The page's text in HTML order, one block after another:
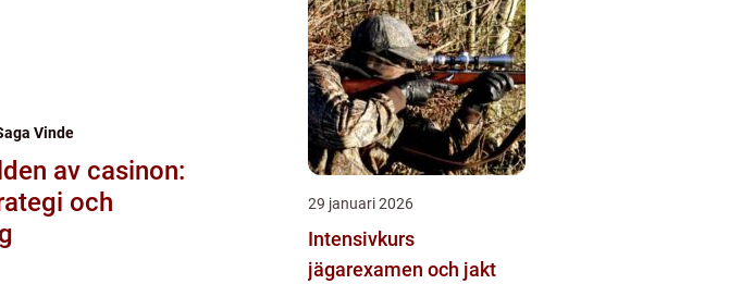
Vinde
av casinon:
och
29 januari 2026
Intensivkurs
jägarexamen och jakt